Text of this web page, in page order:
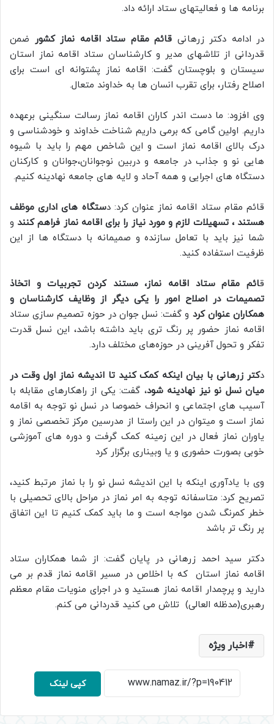
برنامه ها و فعالیتهای ستاد ارائه داد.
در ادامه دکتر زرهانی قائم مقام ستاد اقامه نماز کشور
ضمن
قدردانی از تلاشهای مدیر و کارشناسان ستاد اقامه نماز استان
سیستان و بلوچستان گفت: اقامه نماز پشتوانه ای است برای
اصلاح رفتار، برای تقرب انسان ها به خداوند متعال.
وی افزود: ما دست اندر کاران اقامه نماز رسالت سنگینی برعهده
داریم. اولین گامی که برمی داریم شناخت خداوند و خودشناسی و
درک بالای اقامه نماز است و این شاخص مهم را باید با شیوه
هایی نو و جذاب در جامعه و دربین نوجوانان،جوانان و کارکنان
دستگاه های اجرایی و همه آحاد و لایه های جامعه نهادینه کنیم.
قائم مقام ستاد اقامه نماز عنوان کرد: دستگاه های اداری موظف
هستند ، تسهیلات لازم و مورد نیاز را برای اقامه نماز فراهم کنند و
شما نیز باید با تعامل سازنده و صمیمانه با دستگاه ها از این
ظرفیت استفاده کنید.
قائم مقام ستاد اقامه نماز، مستند کردن تجربیات و اتخاذ
تصمیمات در اصلاح امور را یکی دیگر از وظایف کارشناسان و
همکاران عنوان کرد و گفت: نسل جوان در حوزه تصمیم سازی ستاد
اقامه نماز حضور پر رنگ تری باید داشته باشد، این نسل قدرت
تفکر و تحول آفرینی در حوزه‌های مختلف دارد.
دکتر زرهانی با بیان اینکه کمک کنید تا اندیشه نماز اول وقت در
میان نسل نو نیز نهادینه شود، گفت: یکی از راهکارهای مقابله با
آسیب های اجتماعی و انحراف خصوصا در نسل نو توجه به اقامه
نماز است و میتوان در این راستا از مدرسین مرکز تخصصی نماز و
یاوران نماز فعال در این زمینه کمک گرفت و دوره های آموزشی
خوبی بصورت حضوری و یا وبیناری برگزار کرد
وی با یادآوری اینکه با این اندیشه نسل نو را با نماز مرتبط کنید،
تصریح کرد: متاسفانه توجه به امر نماز در مراحل بالای تحصیلی با
خطر کمرنگ شدن مواجه است و ما باید کمک کنیم تا این اتفاق
پر رنگ تر باشد
دکتر سید احمد زرهانی در پایان گفت: از شما همکاران ستاد
اقامه نماز استان که با اخلاص در مسیر اقامه نماز قدم بر می
دارید و پرچمدار اقامه نماز هستید و در اجرای منویات مقام معظم
رهبری(مدظله العالی) تلاش می کنید قدردانی می کنم.
اخبار ویژه
کپی لینک